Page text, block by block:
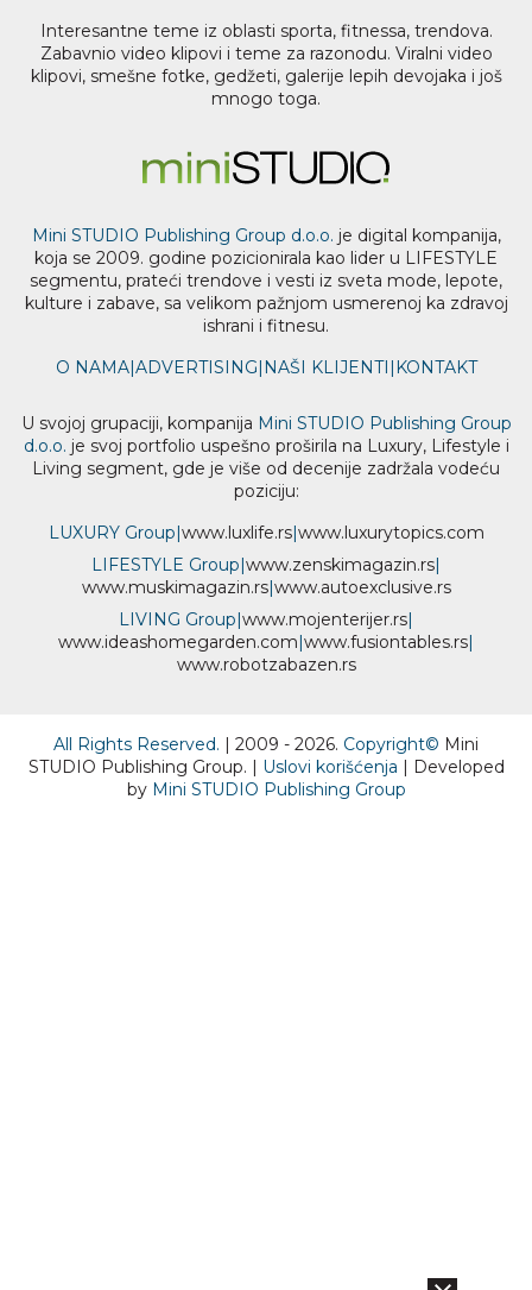
Interesantne teme iz oblasti sporta, fitnessa, trendova.
Zabavnio video klipovi i teme za razonodu. Viralni video
klipovi, smešne fotke, gedžeti, galerije lepih devojaka i još
mnogo toga.
Mini STUDIO Publishing Group d.o.o. je digital kompanija,
koja se 2009. godine pozicionirala kao lider u LIFESTYLE
segmentu, prateći trendove i vesti iz sveta mode, lepote,
kulture i zabave, sa velikom pažnjom usmerenoj ka zdravoj
ishrani i fitnesu.
O NAMA| ADVERTISING NAŠI KLIJENTI KONTAKT
U svojoj grupaciji, kompanija Mini STUDIO Publishing Group
d.o.o. je svoj portfolio uspešno proširila na Luxury, Lifestyle i
Living segment, gde je više od decenije zadržala vodeću
poziciju:
LUXURY Group www. luxlife.rs| www. luxurytopics.com
LIFESTYLE Group www.zenskimagazin.rs
www.muskimagazin.rs| www.autoexclusive.rs
LIVING Group www.mojenterijer.rs
www.ideashomegarden.com www.fusiontables.rs
www.robotzabazen.rs
All Rights Reserved. | 2009 - 2026. Copyright© Mini
STUDIO Publishing Group. | Uslovi korišćenja
| Developed
by Mini STUDIO Publishing Group